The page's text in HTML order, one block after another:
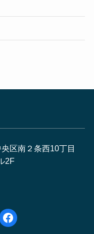
区南２条西10丁目
2F
Facebook